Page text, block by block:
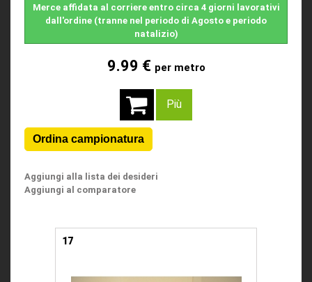
Merce affidata al corriere entro circa 4 giorni lavorativi
dall'ordine (tranne nel periodo di Agosto e periodo
natalizio)
9.99 € per metro
Più
Aggiungi alla lista dei desideri
Aggiungi al comparatore
17